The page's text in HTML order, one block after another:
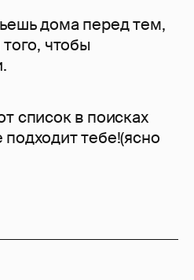
дома перед тем,
чтобы
список в поисках
тебе!(ясно